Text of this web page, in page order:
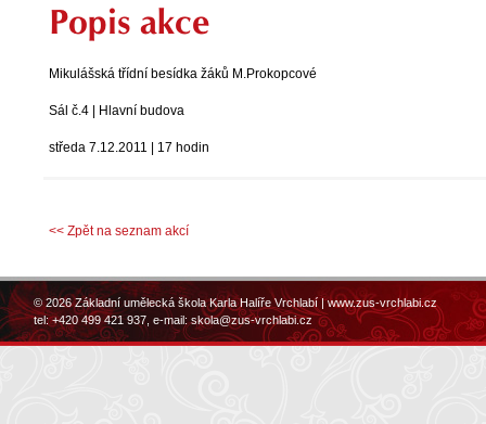
Popis akce
Mikulášská třídní besídka žáků M.Prokopcové
Sál č.4 | Hlavní budova
středa 7.12.2011 | 17 hodin
<< Zpět na seznam akcí
© 2026 Základní umělecká škola Karla Halíře Vrchlabí |www.zus-vrchlabi.cz
tel: +420 499 421 937, e-mail:skola@zus-vrchlabi.cz